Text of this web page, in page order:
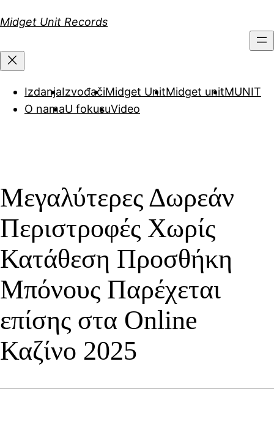
на
Midget Unit Records
IzdanjaIzvođačiMidget UnitMidget unitMUNIT
O namaU fokusuVideo
Μεγαλύτερες Δωρεάν
Περιστροφές Χωρίς
Κατάθεση Προσθήκη
Μπόνους Παρέχεται
επίσης στα Online
Καζίνο 2025